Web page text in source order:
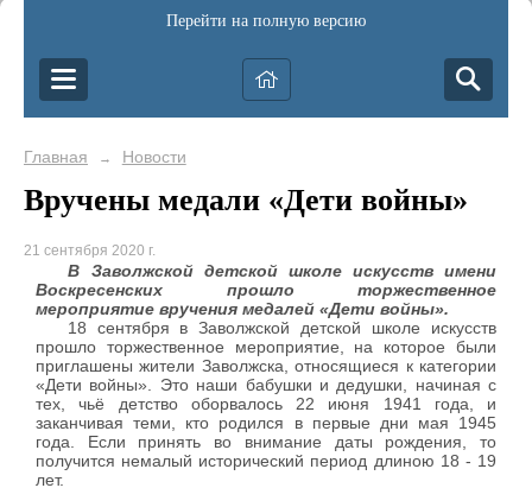
Перейти на полную версию
Главная → Новости
Вручены медали «Дети войны»
21 сентября 2020 г.
В Заволжской детской школе искусств имени
Воскресенских прошло торжественное
мероприятие вручения медалей «Дети войны».
18 сентября в Заволжской детской школе искусств
прошло торжественное мероприятие, на которое были
приглашены жители Заволжска, относящиеся к категории
«Дети войны». Это наши бабушки и дедушки, начиная с
тех, чьё детство оборвалось 22 июня 1941 года, и
заканчивая теми, кто родился в первые дни мая 1945
года. Если принять во внимание даты рождения, то
получится немалый исторический период длиною 18 - 19
лет.